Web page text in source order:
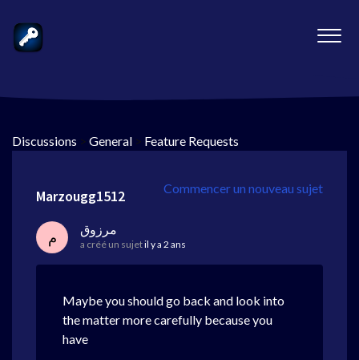
Discussions > General > Feature Requests
Commencer un nouveau sujet
Marzougg1512
م مرزوق
a créé un sujetil y a 2 ans
Maybe you should go back and look into
the matter more carefully because you
have